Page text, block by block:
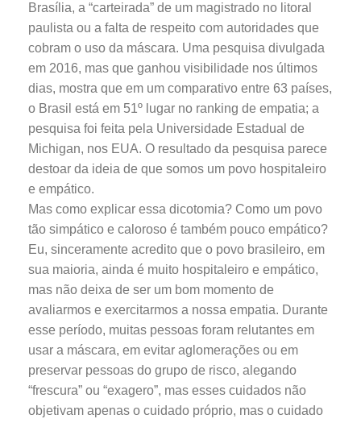
Brasília, a “carteirada” de um magistrado no litoral
paulista ou a falta de respeito com autoridades que
cobram o uso da máscara. Uma pesquisa divulgada
em 2016, mas que ganhou visibilidade nos últimos
dias, mostra que em um comparativo entre 63 países,
o Brasil está em 51º lugar no ranking de empatia; a
pesquisa foi feita pela Universidade Estadual de
Michigan, nos EUA. O resultado da pesquisa parece
destoar da ideia de que somos um povo hospitaleiro
e empático.
Mas como explicar essa dicotomia? Como um povo
tão simpático e caloroso é também pouco empático?
Eu, sinceramente acredito que o povo brasileiro, em
sua maioria, ainda é muito hospitaleiro e empático,
mas não deixa de ser um bom momento de
avaliarmos e exercitarmos a nossa empatia. Durante
esse período, muitas pessoas foram relutantes em
usar a máscara, em evitar aglomerações ou em
preservar pessoas do grupo de risco, alegando
“frescura” ou “exagero”, mas esses cuidados não
objetivam apenas o cuidado próprio, mas o cuidado